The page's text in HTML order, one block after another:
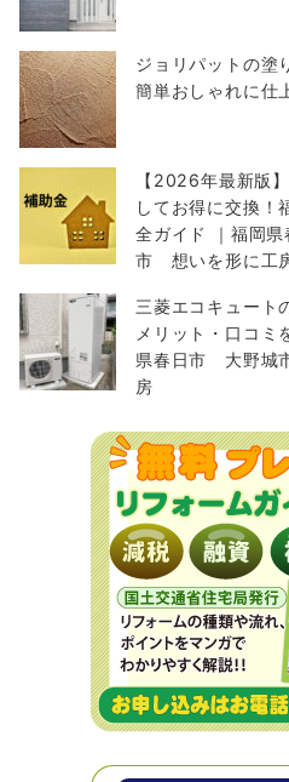
ジョリパットの塗
簡単おしゃれに仕
【2026年最新版
してお得に交換！
全ガイド ｜福岡
市 想いを形に工
三菱エコキュート
メリット・口コ
県春日市 大野城
房